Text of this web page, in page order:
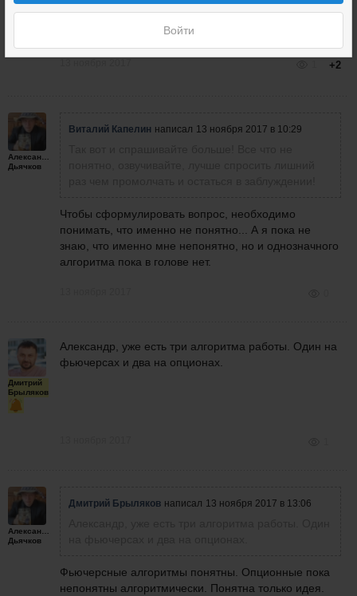
Войти
озвучивайте, лучше спросить лишний раз чем
промолчать и остаться в заблуждении!
+2
Александр
Дьячков
Виталий Капелин написал 13 ноября 2017 в 10:29
Чтобы сформулировать вопрос, необходимо
понимать, что именно не понятно... А я пока не
знаю, что именно мне непонятно, но и однозначного
алгоритма пока в голове нет.
Дмитрий
Брыляков
Александр, уже есть три алгоритма работы. Один на
фьючерсах и два на опционах.
Александр
Дьячков
Дмитрий Брыляков написал 13 ноября 2017 в 13:06
Фьючерсные алгоритмы понятны. Опционные пока
непонятны алгоритмически. Понятна только идея.